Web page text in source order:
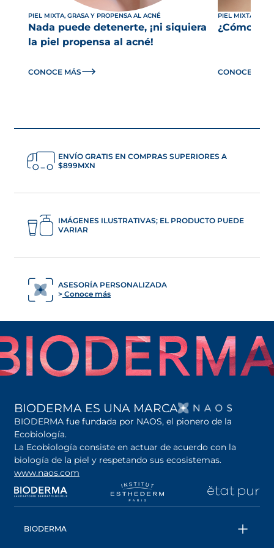
PIEL MIXTA, GRASA Y PROPENSA AL ACNÉ
Nada puede detenerte, ¡ni siquiera
la piel propensa al acné!
CONOCE MÁS
PIEL MIXTA,
¿Cómo
CONOCE MÁS
ENVÍO GRATIS EN COMPRAS SUPERIORES A
$899MXN
IMÁGENES ILUSTRATIVAS; EL PRODUCTO PUEDE
VARIAR
ASESORÍA PERSONALIZADA
Conoce más
BIODERMA ES UNA MARCA SE
BIODERMA fue fundada por NAOS, el pionero de la
Ecobiología.
La Ecobiología consiste en actuar de acuerdo con la
biología de la piel y respetando sus ecosistemas.
www.naos.com
se abre en una pestaña nueva
se abre en una
BIODERMA